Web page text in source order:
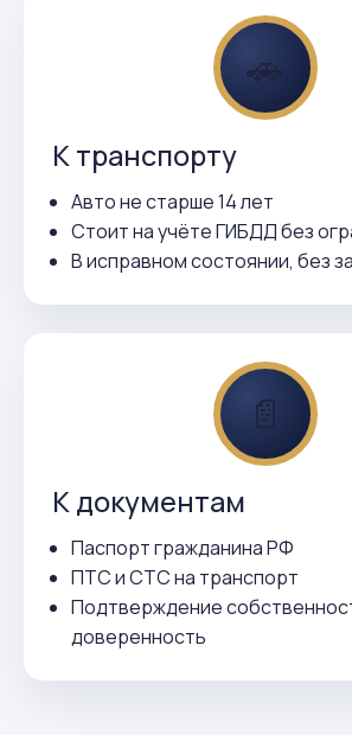
🚗
К транспорту
Авто не старше 14 лет
Стоит на учёте ГИБДД без
В исправном состоянии, без
📄
К документам
Паспорт гражданина РФ
ПТС и СТС на транспорт
Подтверждение
доверенность